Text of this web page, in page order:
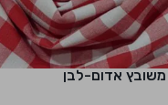
אדום-לבן